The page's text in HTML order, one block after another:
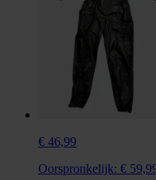
€ 46,99
Oorspronkelijk: €